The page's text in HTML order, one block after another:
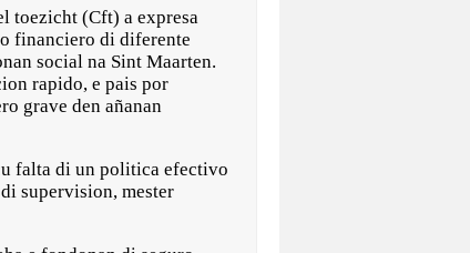
toezicht (Cft) a expresa
financiero di diferente
social na Sint Maarten.
rapido, e pais por
grave den añanan
falta di un politica efectivo
supervision, mester